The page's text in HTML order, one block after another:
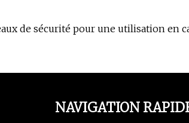
de sécurité pour une utilisation en
NAVIGATION